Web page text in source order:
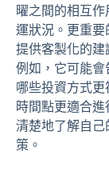
曜之間的相互
運狀況。更重要
提供客製化的建
例如，它可能會
哪些投資方式
時間點更適合
清楚地了解自
策。